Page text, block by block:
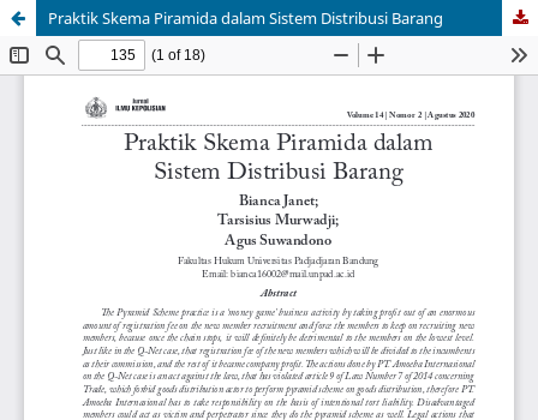
Praktik Skema Piramida dalam Sistem Distribusi Barang